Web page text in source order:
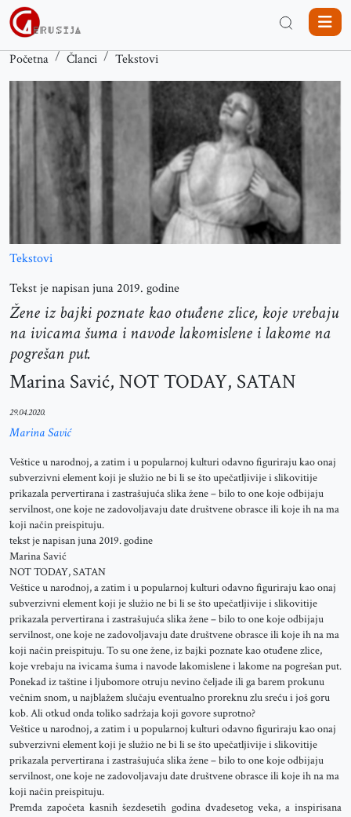
Početna Članci Tekstovi
Tekstovi
Tekst je napisan juna 2019. godine
Žene iz bajki poznate kao otuđene zlice, koje vrebaju
na ivicama šuma i navode lakomislene i lakome na
pogrešan put.
Marina Savić, NOT TODAY, SATAN
29.04.2020.
Marina Savić
Veštice u narodnoj, a zatim i u popularnoj kulturi odavno figuriraju kao onaj
subverzivni element koji je služio ne bi li se što upečatljivije i slikovitije
prikazala pervertirana i zastrašujuća slika žene – bilo to one koje odbijaju
servilnost, one koje ne zadovoljavaju date društvene obrasce ili koje ih na ma
koji način preispituju.
tekst je napisan juna 2019. godine
Marina Savić
NOT TODAY, SATAN
Veštice u narodnoj, a zatim i u popularnoj kulturi odavno figuriraju kao onaj
subverzivni element koji je služio ne bi li se što upečatljivije i slikovitije
prikazala pervertirana i zastrašujuća slika žene – bilo to one koje odbijaju
servilnost, one koje ne zadovoljavaju date društvene obrasce ili koje ih na ma
koji način preispituju. To su one žene, iz bajki poznate kao otuđene zlice,
koje vrebaju na ivicama šuma i navode lakomislene i lakome na pogrešan put.
Ponekad iz taštine i ljubomore otruju nevino čeljade ili ga barem prokunu
večnim snom, u najblažem slučaju eventualno proreknu zlu sreću i još goru
kob. Ali otkud onda toliko sadržaja koji govore suprotno?
Veštice u narodnoj, a zatim i u popularnoj kulturi odavno figuriraju kao onaj
subverzivni element koji je služio ne bi li se što upečatljivije i slikovitije
prikazala pervertirana i zastrašujuća slika žene – bilo to one koje odbijaju
servilnost, one koje ne zadovoljavaju date društvene obrasce ili koje ih na ma
koji način preispituju.
Premda započeta kasnih šezdesetih godina dvadesetog veka, a inspirisana